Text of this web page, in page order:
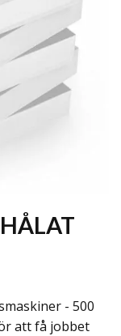
- 500
att få jobbet